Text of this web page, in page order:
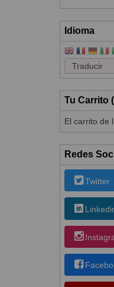
Idioma
Tu Carrito
El carrito de
Redes
Twitter